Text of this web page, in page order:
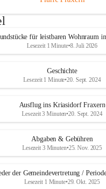
für leistbaren Wohnraum
Lesezeit 1 Minute•8. Juli 2026
Geschichte
Lesezeit 1 Minute•20. Sept. 2024
Ausflug ins Kriasidorf Fraxern
Lesezeit 3 Minuten•20. Sept. 2024
Abgaben & Gebühren
Lesezeit 3 Minuten•25. Nov. 2025
der Gemeindevertretung /
Lesezeit 1 Minute•29. Okt. 2025